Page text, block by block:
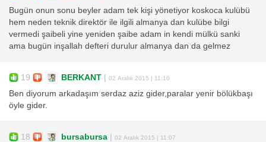
Bugün onun sonu beyler adam tek kişi yönetiyor koskoca kulübü
hem neden teknik direktör ile ilgili almanya dan kulübe bilgi
vermedi şaibeli yine yeniden şaibe adam in kendi mülkü sanki
ama bugün inşallah defteri durulur almanya dan da gelmez
19 BERKANT 02 Aralık 2015 | 11:10
Ben diyorum arkadaşım serdaz aziz gider,paralar yenir bölükbaşı
öyle gider.
18 bursabursa 02 Aralık 2015 | 11:07